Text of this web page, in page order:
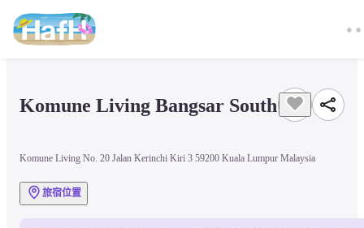
Komune Living Bangsar South
Komune Living No. 20 Jalan Kerinchi Kiri 3 59200 Kuala Lumpur Malaysia
旅宿位置